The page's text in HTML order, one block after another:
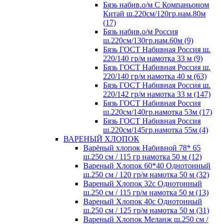
Бязь набив.о/м С Компаньоном
Китай ш.220см/120гр.нам.80м
(17)
Бязь набив.о/м Россия
ш.220см/130гр.нам.60м (9)
Бязь ГОСТ Набивная Россия ш.
220/140 гр/м намотка 33 м (9)
Бязь ГОСТ Набивная Россия ш.
220/140 гр/м намотка 40 м (63)
Бязь ГОСТ Набивная Россия ш.
220/142 гр/м намотка 33 м (147)
Бязь ГОСТ Набивная Россия
ш.220см/140гр.намотка 53м (17)
Бязь ГОСТ Набивная Россия
ш.220см/145гр.намотка 55м (4)
ВАРЕНЫЙ ХЛОПОК
Варёный хлопок Набивной 78* 65
ш.250 см / 115 гр намотка 50 м (12)
Вареный Хлопок 60*40 Однотонный
ш.250 см / 120 гр/м намотка 50 м (32)
Вареный Хлопок 32с Однотонный
ш.250 см / 115 гр/м намотка 50 м (13)
Вареный Хлопок 40с Однотонный
ш.250 см / 125 гр/м намотка 50 м (31)
Вареный Хлопок Меланж ш.250 см /